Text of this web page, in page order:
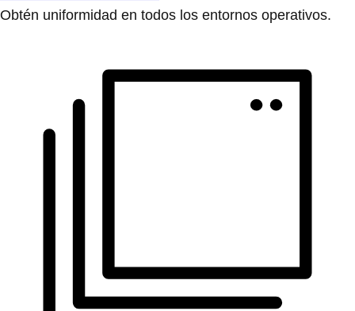
Obtén uniformidad en todos los entornos operativos.